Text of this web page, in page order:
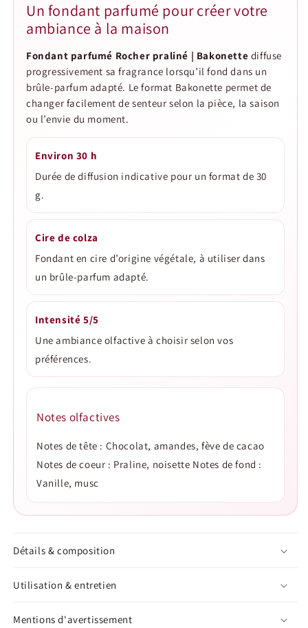
praliné
|
praliné
|
Un fondant parfumé pour créer votre
ambiance à la maison
Fondant parfumé Rocher praliné | Bakonette diffuse
progressivement sa fragrance lorsqu’il fond dans un
brûle-parfum adapté. Le format Bakonette permet de
changer facilement de senteur selon la pièce, la saison
ou l’envie du moment.
Environ 30 h
Durée de diffusion indicative pour un format de 30
g.
Cire de colza
Fondant en cire d’origine végétale, à utiliser dans
un brûle-parfum adapté.
Intensité 5/5
Une ambiance olfactive à choisir selon vos
préférences.
Notes olfactives
Notes de tête : Chocolat, amandes, fève de cacao
Notes de coeur : Praline, noisette Notes de fond :
Vanille, musc
Détails & composition
Utilisation & entretien
Mentions d'avertissement